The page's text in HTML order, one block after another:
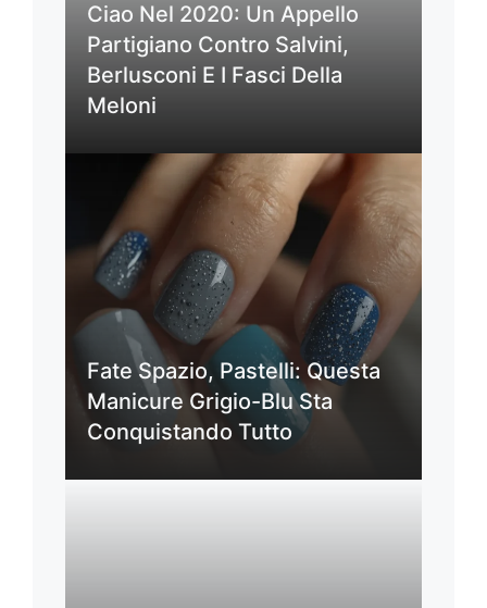
Ciao Nel 2020: Un Appello
Partigiano Contro Salvini,
Berlusconi E I Fasci Della
Meloni
Fate Spazio, Pastelli: Questa
Manicure Grigio-Blu Sta
Conquistando Tutto